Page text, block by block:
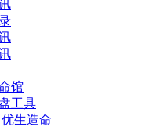
馆
工具
生造命